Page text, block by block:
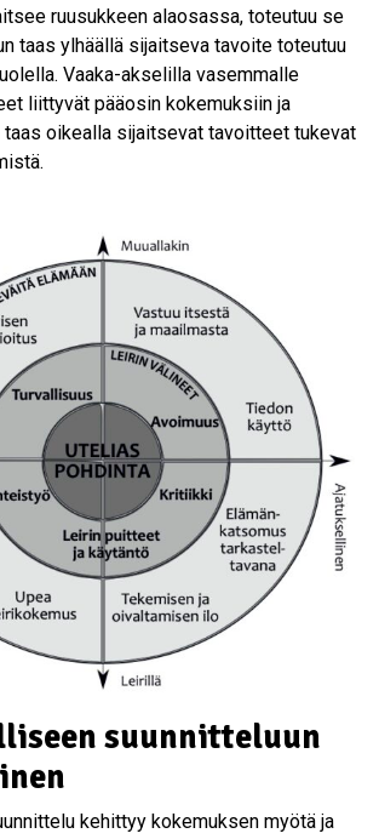
ruusukkeen alaosassa, toteutuu se
taas ylhäällä sijaitseva tavoite toteutuu
Vaaka-akselilla vasemmalle
liittyvät pääosin kokemuksiin ja
taas oikealla sijaitsevat tavoitteet tukevat
suunnitteluun
kehittyy kokemuksen myötä ja